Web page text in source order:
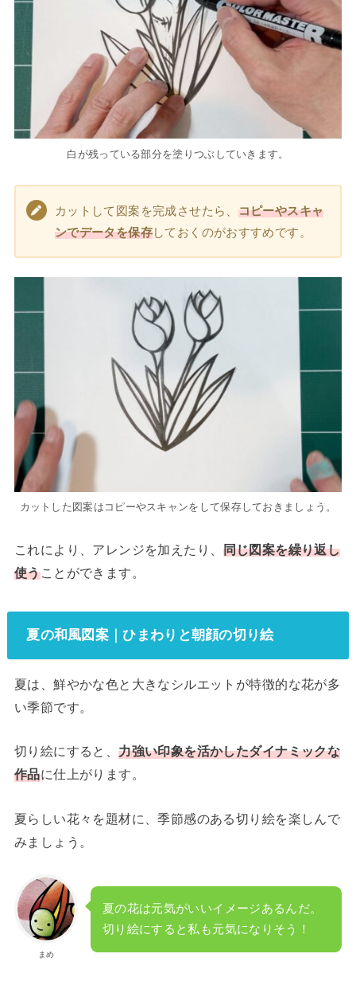
白が残っている部分を塗りつぶしていきます。
カットして図案を完成させたら、 コピーやスキャ
ンでデータを保存しておくのがおすすめです。
カットした図案はコピーやスキャンをして保存しておきましょう。
これにより、アレンジを加えたり、 同じ図案を繰り返し
使うことができます。
夏の和風図案｜ひまわりと朝顔の切り絵
夏は、鮮やかな色と大きなシルエットが特徴的な花が多
い季節です。
切り絵にすると、力強い印象を活かしたダイナミックな
作品に仕上がります。
夏らしい花々を題材に、季節感のある切り絵を楽しんで
みましょう。
まめ
夏の花は元気がいいイメージあるんだ。
切り絵にすると私も元気になりそう！